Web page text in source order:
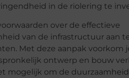
in de riolering te
over de effectieve
van de infrastructuur aan
Met deze aanpak voorkom
ontwerp en bouw
mogelijk om de